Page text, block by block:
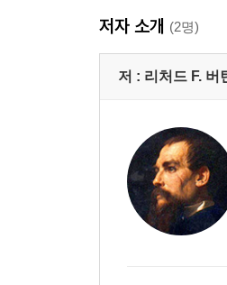
고슴도치와 산비둘기
《아라비안나이트
저자 소개 (2명)
저 : 리처드 F. 버